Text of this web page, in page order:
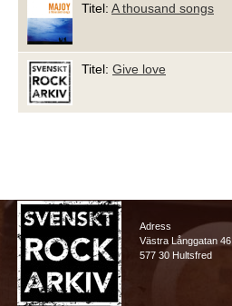
Titel: A thousand songs
Titel: Give love
Adress
Västra Långgatan 46
577 30 Hultsfred